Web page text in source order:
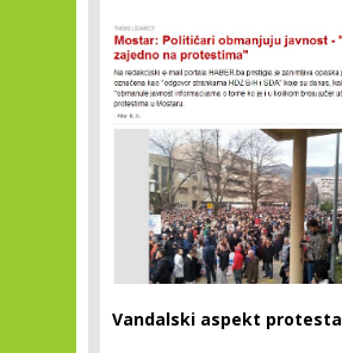
Vandalski aspekt protesta